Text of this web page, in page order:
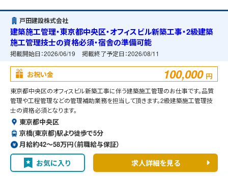
戸田建設株式会社
建築施工管理・東京都中央区・オフィスビル新築工事・2級建築
施工管理技士の資格必須・宿舎の準備可能
掲載開始日：2026/06/19 掲載終了予定日：2026/08/11
お祝い金 100,000 円
東京都中央区のオフィスビル新築工事に伴う建築施工管理のお仕事です。品質
管理や工程管理などの管理補助業務を担当して頂きます。2級建築施工管理技
士の資格必須となります。
東京都中央区
京橋(東京都)駅より徒歩で5分
月給約42〜58万円（前職給与保証）
お気に入り 求人詳細を見る